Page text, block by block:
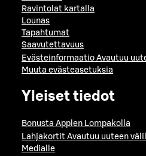
Ravintolat kartalla
Lounas
Tapahtumat
Saavutettavuus
Evästeinformaatio Avautuu
Muuta evästeasetuksia
Yleiset tiedot
Bonusta Applen Lompakolla
Lahjakortit Avautuu uuteen
Medialle